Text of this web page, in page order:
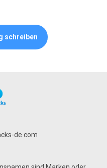
schreiben
de.com